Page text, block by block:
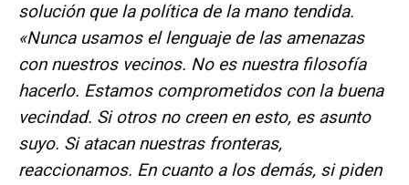
solución que la política de la mano tendida.
«Nunca usamos el lenguaje de las amenazas
con nuestros vecinos. No es nuestra filosofía
hacerlo. Estamos comprometidos con la buena
vecindad. Si otros no creen en esto, es asunto
suyo. Si atacan nuestras fronteras,
reaccionamos. En cuanto a los demás, si piden